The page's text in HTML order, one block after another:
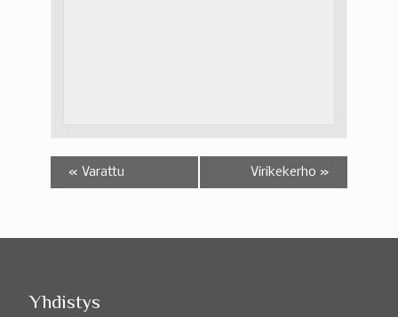
« Varattu Virikekerho »
Yhdistys